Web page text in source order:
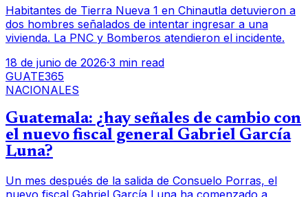
Habitantes de Tierra Nueva 1 en Chinautla detuvieron a
dos hombres señalados de intentar ingresar a una
vivienda. La PNC y Bomberos atendieron el incidente.
18 de junio de 2026·3 min read
GUATE365
NACIONALES
Guatemala: ¿hay señales de cambio con
el nuevo fiscal general Gabriel García
Luna?
Un mes después de la salida de Consuelo Porras, el